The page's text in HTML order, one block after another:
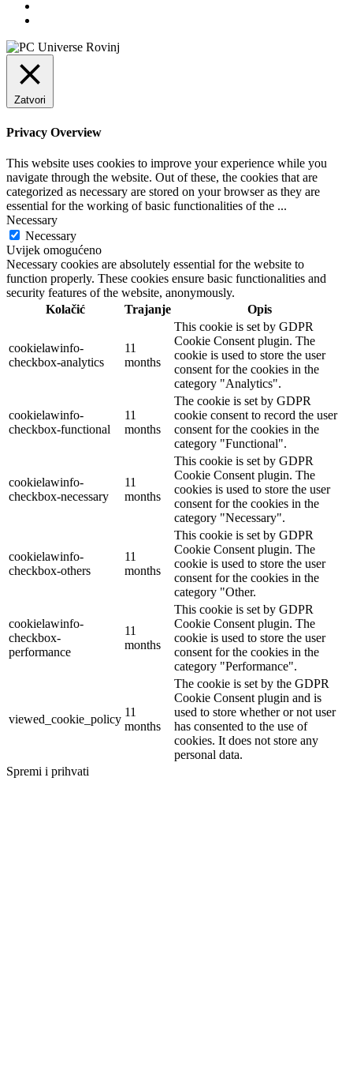
Zatvori
Privacy Overview
This website uses cookies to improve your experience while you
navigate through the website. Out of these, the cookies that are
categorized as necessary are stored on your browser as they are
essential for the working of basic functionalities of the ...
Necessary
Necessary
Uvijek omogućeno
Necessary cookies are absolutely essential for the website to
function properly. These cookies ensure basic functionalities and
security features of the website, anonymously.
Kolačić
Trajanje Opis
cookielawinfo-
checkbox-analytics
11
months
This cookie is set by GDPR
Cookie Consent plugin. The
cookie is used to store the user
consent for the cookies in the
category "Analytics".
cookielawinfo-
checkbox-functional
11
months
The cookie is set by GDPR
cookie consent to record the user
consent for the cookies in the
category "Functional".
cookielawinfo-
checkbox-necessary
11
months
This cookie is set by GDPR
Cookie Consent plugin. The
cookies is used to store the user
consent for the cookies in the
category "Necessary".
cookielawinfo-
checkbox-others
11
months
This cookie is set by GDPR
Cookie Consent plugin. The
cookie is used to store the user
consent for the cookies in the
category "Other.
cookielawinfo-
checkbox-
performance
11
months
This cookie is set by GDPR
Cookie Consent plugin. The
cookie is used to store the user
consent for the cookies in the
category "Performance".
viewed_cookie_policy
11
months
The cookie is set by the GDPR
Cookie Consent plugin and is
used to store whether or not user
has consented to the use of
cookies. It does not store any
personal data.
Spremi i prihvati